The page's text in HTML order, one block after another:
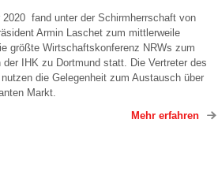
2020 fand unter der Schirmherrschaft von
Armin Laschet zum mittlerweile
größte Wirtschaftskonferenz NRWs zum
der IHK zu Dortmund statt. Die Vertreter des
die Gelegenheit zum Austausch über
Markt.
Mehr erfahren